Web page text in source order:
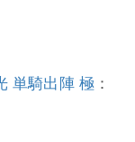
単騎出陣 極 ：